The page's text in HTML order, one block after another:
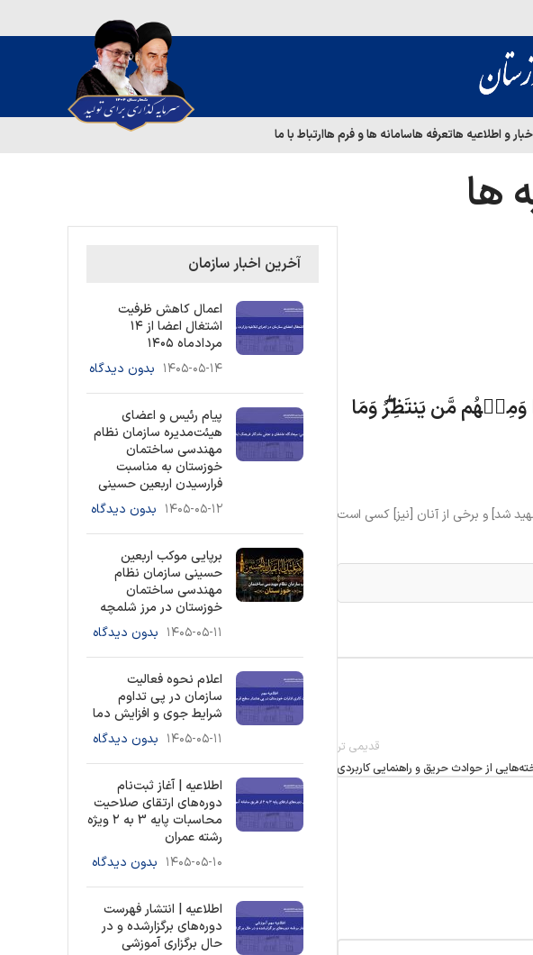
و اطلاعیه هاتعرفه هاسامانه ها و فرم هاارتباط با ما
ها
مَّن يَنتَظِرُوَمَا
شد] و برخى از آنان [نيز] كسى است
قدیمی تر
از حوادث حریق و راهنمایی کاربردی
آخرین اخبار سازمان
اعمال کاهش ظرفیت
اشتغال اعضا از ۱۴
مردادماه ۱۴۰۵
۱۴۰۵-۰۵-۱۴ بدون دیدگاه
پیام رئیس و اعضای
هیئت‌مدیره سازمان نظام
مهندسی ساختمان
خوزستان به مناسبت
فرارسیدن اربعین حسینی
۱۴۰۵-۰۵-۱۲ بدون دیدگاه
برپایی موکب اربعین
حسینی سازمان نظام
مهندسی ساختمان
خوزستان در مرز شلمچه
۱۴۰۵-۰۵-۱۱ بدون دیدگاه
اعلام نحوه فعالیت
سازمان در پی تداوم
شرایط جوی و افزایش دما
۱۴۰۵-۰۵-۱۱ بدون دیدگاه
اطلاعیه | آغاز ثبت‌نام
دوره‌های ارتقای صلاحیت
محاسبات پایه 3 به ۲ ویژه
رشته عمران
۱۴۰۵-۰۵-۱۰ بدون دیدگاه
اطلاعیه | انتشار فهرست
دوره‌های برگزارشده و در
حال برگزاری آموزشی